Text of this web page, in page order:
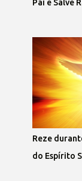
Pai e Salve
Reze
do Espírito